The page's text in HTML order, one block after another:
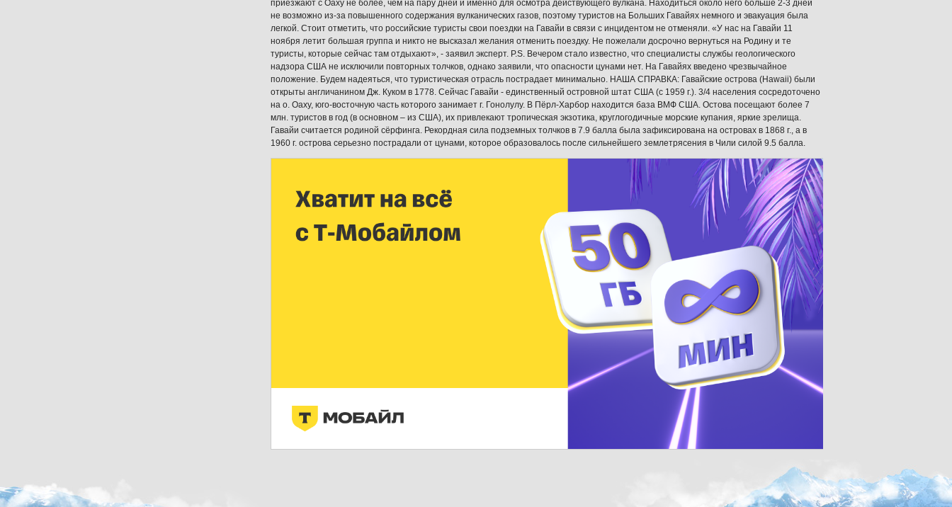
приезжают с Оаху не более, чем на пару дней и именно для осмотра действующего вулкана. Находиться около него больше 2-3 дней
не возможно из-за повышенного содержания вулканических газов, поэтому туристов на Больших Гавайях немного и эвакуация была
легкой. Стоит отметить, что российские туристы свои поездки на Гавайи в связи с инцидентом не отменяли. «У нас на Гавайи 11
ноября летит большая группа и никто не высказал желания отменить поездку. Не пожелали досрочно вернуться на Родину и те
туристы, которые сейчас там отдыхают», - заявил эксперт. P.S. Вечером стало известно, что специалисты службы геологического
надзора США не исключили повторных толчков, однако заявили, что опасности цунами нет. На Гавайях введено чрезвычайное
положение. Будем надеяться, что туристическая отрасль пострадает минимально. НАША СПРАВКА: Гавайские острова (Hawaii) были
открыты англичанином Дж. Куком в 1778. Сейчас Гавайи - единственный островной штат США (с 1959 г.). 3/4 населения сосредоточено
на о. Оаху, юго-восточную часть которого занимает г. Гонолулу. В Пёрл-Харбор находится база ВМФ США. Остова посещают более 7
млн. туристов в год (в основном – из США), их привлекают тропическая экзотика, круглогодичные морские купания, яркие зрелища.
Гавайи считается родиной сёрфинга. Рекордная сила подземных толчков в 7.9 балла была зафиксирована на островах в 1868 г., а в
1960 г. острова серьезно пострадали от цунами, которое образовалось после сильнейшего землетрясения в Чили силой 9.5 балла.